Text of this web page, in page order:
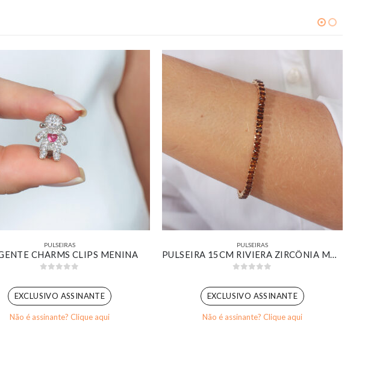
PULSEIRAS
CHARMS CLIPS MENINA
EXCLUSIVO ASSINANTE
Não é assinante? Clique aqui
PULSEIRAS
PULSEIRA 15CM RIVIERA ZIRCÔNIA MARROM BANHADO EM OURO 18K
EXCLUSIVO ASSINANTE
Não é assinante? Clique aqui